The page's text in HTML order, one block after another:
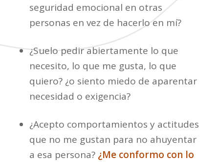
seguridad emocional en otras
personas en vez de hacerlo en mí?
¿Suelo pedir abiertamente lo que
necesito, lo que me gusta, lo que
quiero? ¿o siento miedo de aparentar
necesidad o exigencia?
¿Acepto comportamientos y actitudes
que no me gustan para no ahuyentar
a esa persona? ¿Me conformo con lo